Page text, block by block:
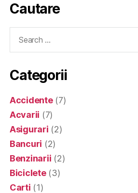
Cautare
Categorii
Accidente(7)
Acvarii (7)
Asigurari (2)
Bancuri (2)
Benzinarii (2)
Biciclete(3)
Carti (1)